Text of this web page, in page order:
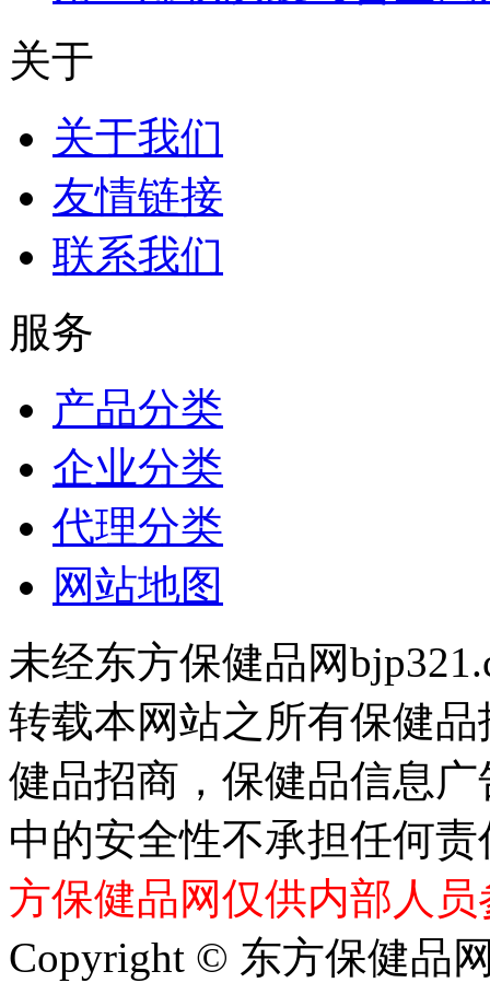
关于
关于我们
友情链接
联系我们
服务
产品分类
企业分类
代理分类
网站地图
未经东方保健品网
转载本网站之所有保健
健品招商，保健品信息
中的安全性不承担任何
方保健品网仅供内部人
Copyright © 东方保健品